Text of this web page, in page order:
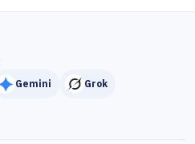
Gemini Grok